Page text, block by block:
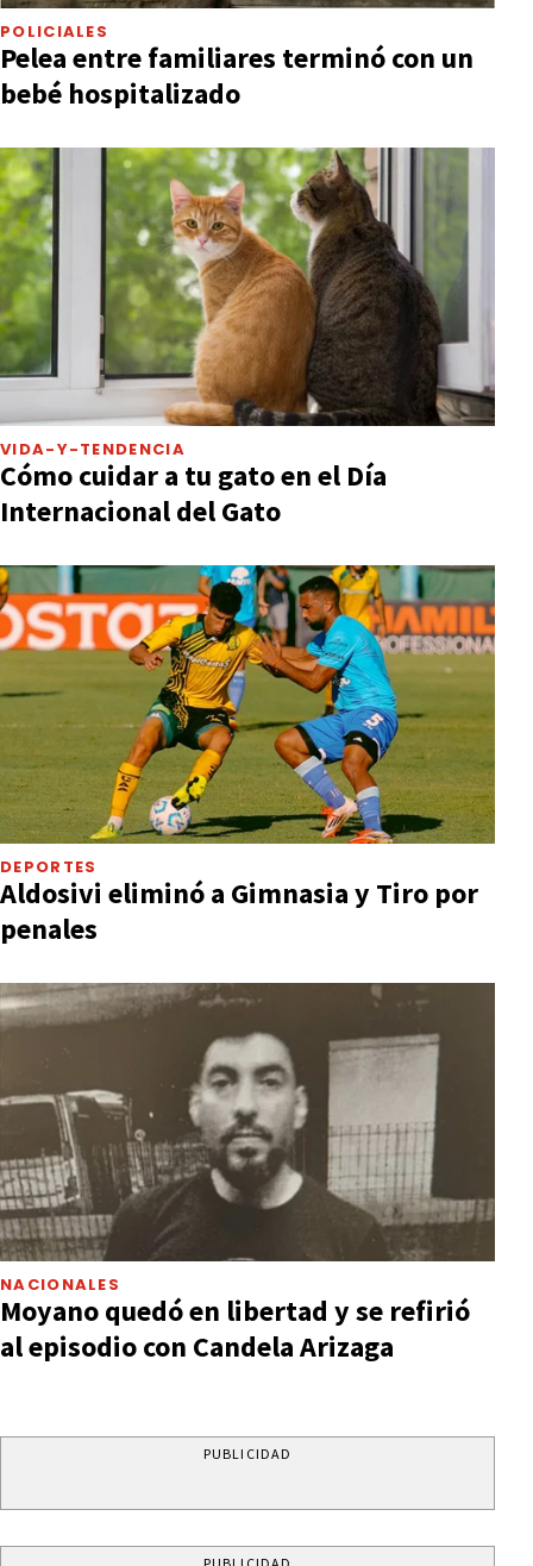
POLICIALES
Pelea entre familiares terminó con un
bebé hospitalizado
VIDA-Y-TENDENCIA
Cómo cuidar a tu gato en el Día
Internacional del Gato
DEPORTES
Aldosivi eliminó a Gimnasia y Tiro por
penales
NACIONALES
Moyano quedó en libertad y se refirió
al episodio con Candela Arizaga
PUBLICIDAD